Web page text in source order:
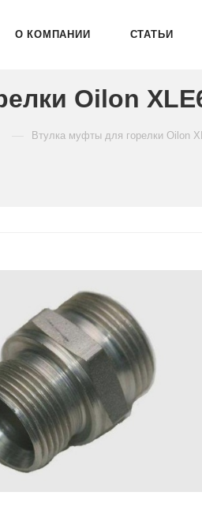
О КОМПАНИИ СТАТЬИ
Oilon
Втулка муфты для горелки Oilon